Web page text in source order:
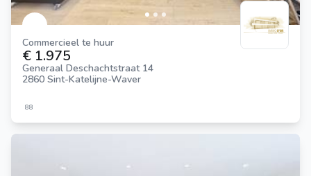
Commercieel te huur
€ 1.975
Generaal Deschachtstraat 14
2860 Sint-Katelijne-Waver
88